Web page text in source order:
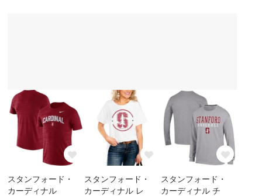
スタンフォード・
カーディナル
スタンフォード・
カーディナル レ
スタンフォード・
カーディナル チ